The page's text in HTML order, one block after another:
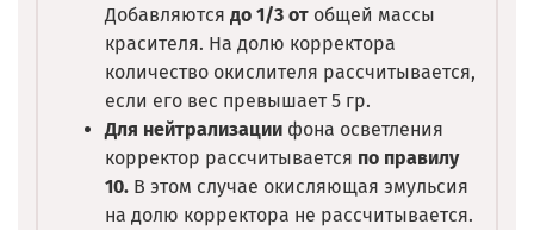
Добавляются до 1/3 от общей массы
красителя. На долю корректора
количество окислителя рассчитывается,
если его вес превышает 5 гр.
Для нейтрализации фона осветления
корректор рассчитывается по правилу
10. В этом случае окисляющая эмульсия
на долю корректора не рассчитывается.